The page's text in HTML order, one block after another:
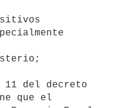
del decreto
que el